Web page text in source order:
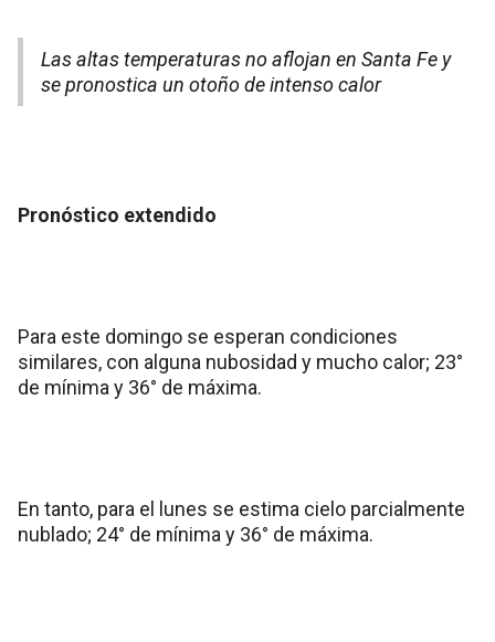
Las altas temperaturas no aflojan en Santa Fe y
se pronostica un otoño de intenso calor
Pronóstico extendido
Para este domingo se esperan condiciones
similares, con alguna nubosidad y mucho calor; 23°
de mínima y 36° de máxima.
En tanto, para el lunes se estima cielo parcialmente
nublado; 24° de mínima y 36° de máxima.